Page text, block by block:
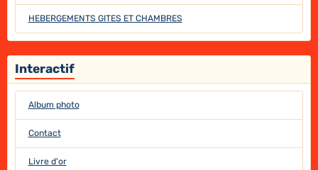
HEBERGEMENTS GITES ET CHAMBRES
Interactif
Album photo
Contact
Livre d'or